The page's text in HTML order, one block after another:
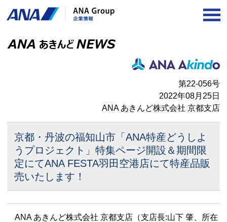
第22-056号
2022年08月25日
ANA あきんど株式会社 京都支店
京都・丹波の福知山市「ANA特産どうしよ
うプロジェクト」 特集ページ開設＆期間限
定にてANA FESTA羽田空港店にて特産品販
売いたします！
ANA あきんど株式会社 京都支店（支店⻑:山下 肇、所在